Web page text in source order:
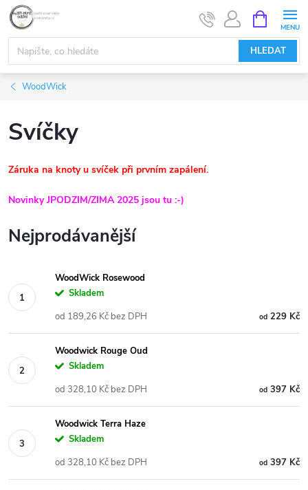
Přejít
obsah
HLEDAT
NÁKUPNÍ
KOŠÍK
WoodWick
Svíčky
Záruka na knoty u svíček při prvním zapálení.
Novinky JPODZIM/ZIMA 2025 jsou tu :-)
Nejprodávanější
WoodWick Rosewood
Skladem
od229 Kč
od 189,26 Kč bez DPH
Woodwick Rouge Oud
Skladem
od397 Kč
od 328,10 Kč bez DPH
Woodwick Terra Haze
Skladem
od397 Kč
od 328,10 Kč bez DPH